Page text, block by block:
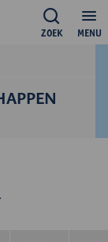
MENU
ZOEK